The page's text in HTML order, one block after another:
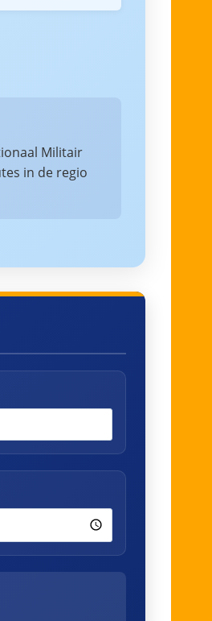
Militair
in de regio